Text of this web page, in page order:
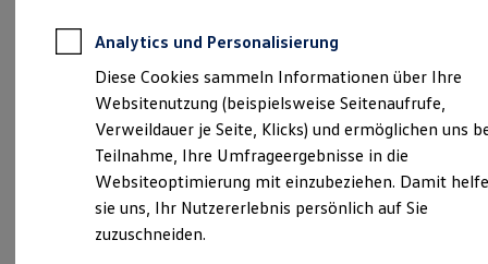
Kfz-Versicherung
Restschuldversicherungen
Garantien
Wartungsverträge
Geschäftskunden
Professional Class bei Volkswagen
Großkunden
Behörden
Direktkunden
Sonderfahrzeuge
Anpfiff zum Gewinn
Verantwortlich für die Inhalte auf dieser Seite ist die Autohaus
Weber GmbH (Impressum & Rechtliches)
Friedrich-Schmelzer-Str. 5, 39340 Haldensleben
Analytics und Personalisierung
Diese Cookies sammeln Informationen über Ihre
Websitenutzung (beispielsweise Seitenaufrufe,
Verweildauer je Seite, Klicks) und ermöglichen uns
Teilnahme, Ihre Umfrageergebnisse in die
Websiteoptimierung mit einzubeziehen. Damit
sie uns, Ihr Nutzererlebnis persönlich auf Sie
zuzuschneiden.